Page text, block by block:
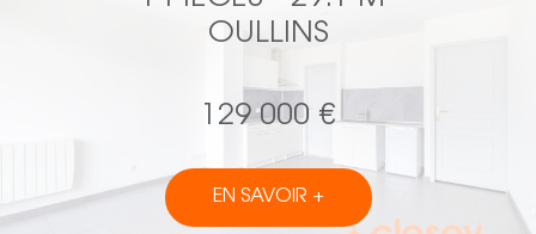
OULLINS
129 000 €
EN SAVOIR +